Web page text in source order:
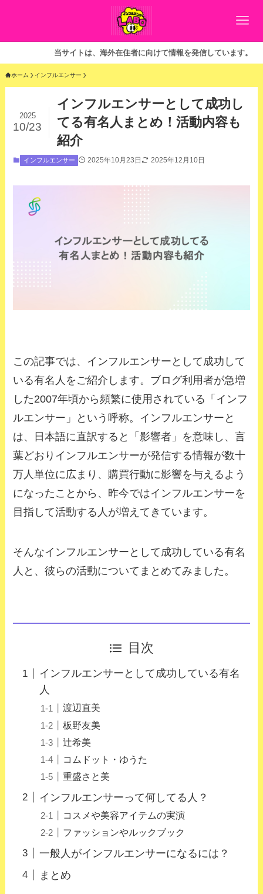
当サイトは、海外在住者に向けて情報を発信しています。
ホーム インフルエンサー
インフルエンサーとして成功し
てる有名人まとめ！活動内容も
紹介
2025
10/23
インフルエンサー 2025年10月23日 2025年12月10日
この記事では、インフルエンサーとして成功して
いる有名人をご紹介します。ブログ利用者が急増
した2007年頃から頻繁に使用されている「インフ
ルエンサー」という呼称。インフルエンサーと
は、日本語に直訳すると「影響者」を意味し、言
葉どおりインフルエンサーが発信する情報が数十
万人単位に広まり、購買行動に影響を与えるよう
になったことから、昨今ではインフルエンサーを
目指して活動する人が増えてきています。
そんなインフルエンサーとして成功している有名
人と、彼らの活動についてまとめてみました。
目次
インフルエンサーとして成功している有名
人
渡辺直美
板野友美
辻希美
コムドット・ゆうた
重盛さと美
インフルエンサーって何してる人？
コスメや美容アイテムの実演
ファッションやルックブック
一般人がインフルエンサーになるには？
まとめ